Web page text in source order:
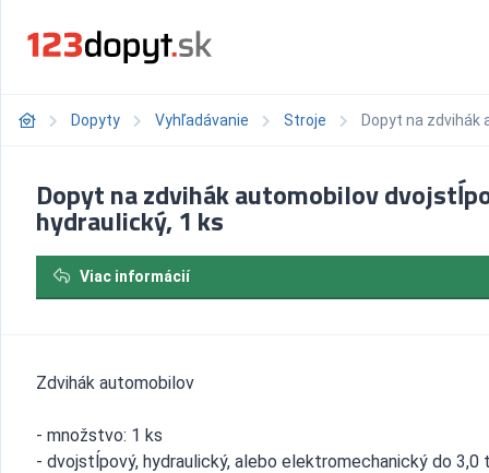
Dopyty Vyhľadávanie Stroje Dopyt na zdvihák
Dopyt na zdvihák automobilov
hydraulický, 1 ks
Viac informácií
Zdvihák automobilov
- množstvo: 1 ks
- dvojstĺpový, hydraulický, alebo elektromechanický do 3,0